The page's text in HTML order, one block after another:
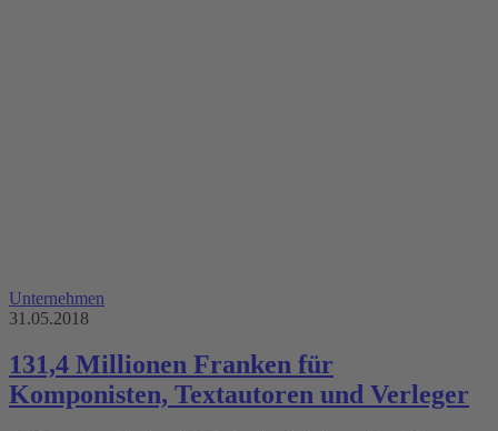
Unternehmen
31.05.2018
131,4 Millionen Franken für
Komponisten, Textautoren und Verleger